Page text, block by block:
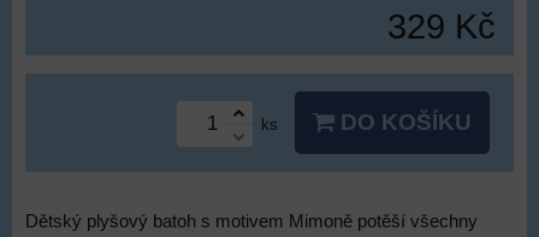
329 Kč
ks DO KOŠÍKU
Dětský plyšový batoh s motivem Mimoně potěší všechny